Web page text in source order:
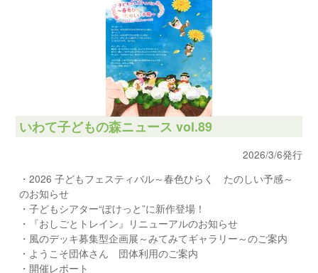
いわて子どもの森ニュース vol.89
2026/3/6発行
・2026 子どもフェスティバル～春色ひらく たのしい予感～
のお知らせ
・子どもシアター“ぽけっと”に新作登場！
・『おしごとトレイン』リニューアルのお知らせ
・風のデッキ募集型企画展～みてみてギャラリー～のご案内
・ようこそ団体さん 団体利用のご案内
・開催レポート